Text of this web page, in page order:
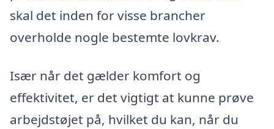
skal det inden for visse brancher
overholde nogle bestemte lovkrav.
Især når det gælder komfort og
effektivitet, er det vigtigt at kunne prøve
arbejdstøjet på, hvilket du kan, når du